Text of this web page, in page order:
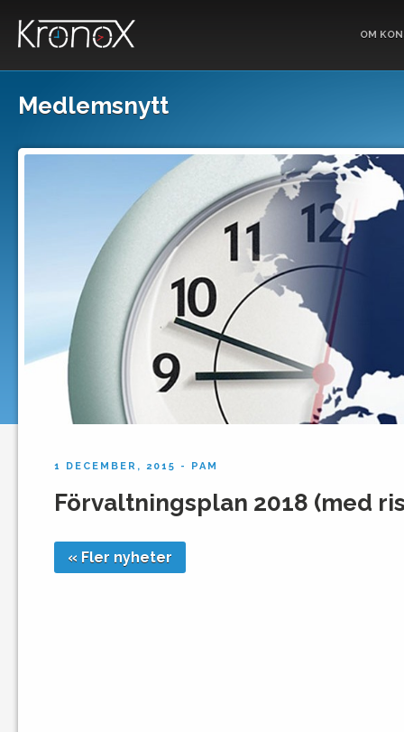
OM
Medlemsnytt
1 DECEMBER, 2015 - PAM
Förvaltningsplan 2018 (med
« Fler nyheter